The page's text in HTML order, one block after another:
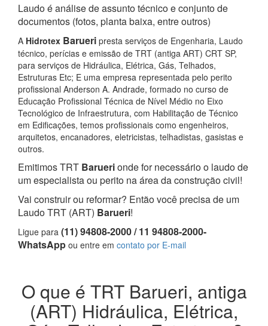
Laudo é análise de assunto técnico e conjunto de
documentos (fotos, planta baixa, entre outros)
A Hidrotex Barueri presta serviços de Engenharia, Laudo
técnico, perícias e emissão de TRT (antiga ART) CRT SP,
para serviços de Hidráulica, Elétrica, Gás, Telhados,
Estruturas Etc; E uma empresa representada pelo perito
profissional Anderson A. Andrade, formado no curso de
Educação Profissional Técnica de Nível Médio no Eixo
Tecnológico de Infraestrutura, com Habilitação de Técnico
em Edificações, temos profissionais como engenheiros,
arquitetos, encanadores, eletricistas, telhadistas, gasistas e
outros.
Emitimos TRT Baruerionde for necessário o laudo de
um especialista ou perito na área da construção civil!
Vai construir ou reformar? Então você precisa de um
Laudo TRT (ART) Barueri!
Ligue para (11) 94808-2000 / 11 94808-2000-
WhatsApp ou entre em contato por E-mail
O que é TRT Barueri, antiga
(ART) Hidráulica, Elétrica,